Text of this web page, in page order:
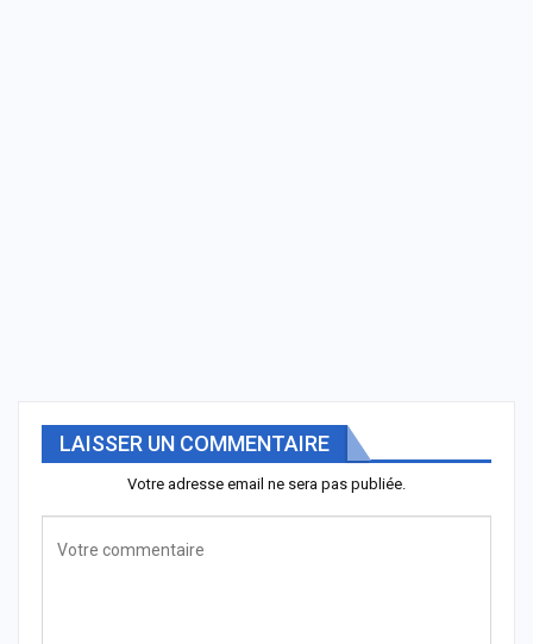
LAISSER UN COMMENTAIRE
Votre adresse email ne sera pas publiée.